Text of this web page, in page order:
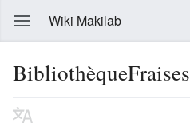
Wiki Makilab
BibliothèqueFraises